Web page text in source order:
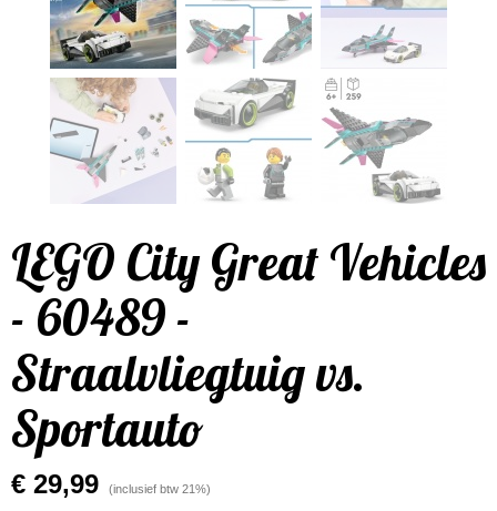
LEGO City Great Vehicles
- 60489 -
Straalvliegtuig vs.
Sportauto
€ 29,99 (inclusief btw 21%)